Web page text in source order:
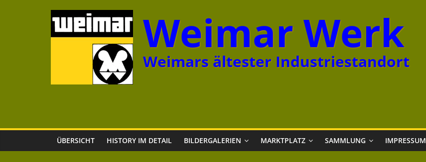
Weimar Werk
Weimars ältester Industriestandort
ÜBERSICHT HISTORY IM DETAIL BILDERGALERIEN MARKTPLATZ SAMMLUNG IMPRESSUM